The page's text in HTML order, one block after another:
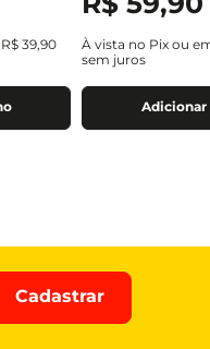
R$ 39,90
À vista no Pix ou
sem juros
Adicionar
Cadastrar